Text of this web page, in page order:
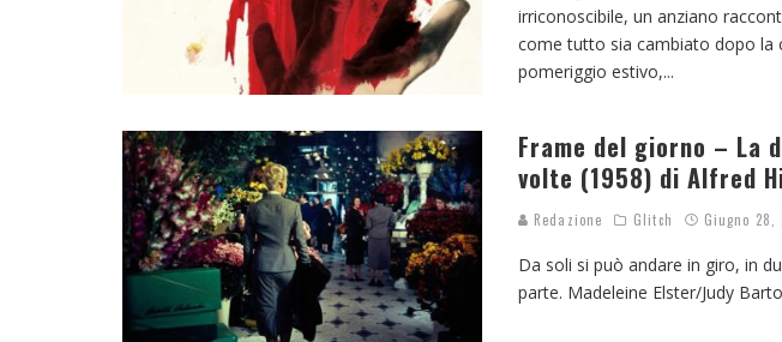
irriconoscibile, un anziano
come tutto sia cambiato dopo la
pomeriggio estivo,...
Frame del giorno – La
volte (1958) di Alfred
Redazione Glitch Giugno 28,
Da soli si può andare in giro, in
parte. Madeleine Elster/Judy